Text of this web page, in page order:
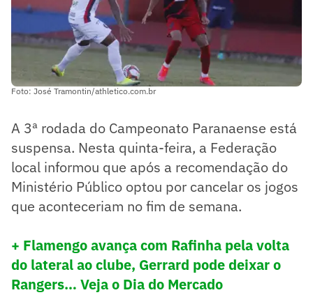
Foto: José Tramontin/athletico.com.br
A 3ª rodada do Campeonato Paranaense está
suspensa. Nesta quinta-feira, a Federação
local informou que após a recomendação do
Ministério Público optou por cancelar os jogos
que aconteceriam no fim de semana.
+ Flamengo avança com Rafinha pela volta
do lateral ao clube, Gerrard pode deixar o
Rangers… Veja o Dia do Mercado